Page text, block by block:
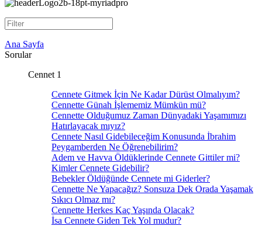
Ana Sayfa
Sorular
Cennet 1
Cennete Gitmek İçin Ne Kadar Dürüst Olmalıyım?
Cennette Günah İşlememiz Mümkün mü?
Cennette Olduğumuz Zaman Dünyadaki Yaşamımızı
Hatırlayacak mıyız?
Cennete Nasıl Gidebileceğim Konusunda İbrahim
Peygamberden Ne Öğrenebilirim?
Adem ve Havva Öldüklerinde Cennete Gittiler mi?
Kimler Cennete Gidebilir?
Bebekler Öldüğünde Cennete mi Giderler?
Cennette Ne Yapacağız? Sonsuza Dek Orada Yaşamak
Sıkıcı Olmaz mı?
Cennette Herkes Kaç Yaşında Olacak?
İsa Cennete Giden Tek Yol mudur?